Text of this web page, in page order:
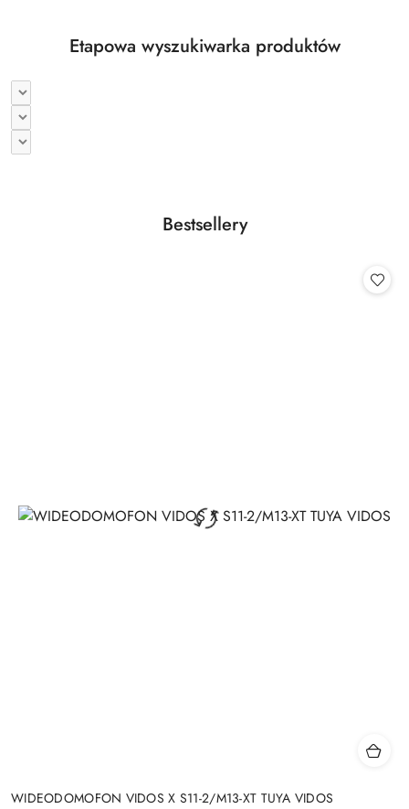
Etapowa wyszukiwarka produktów
Pomiń karuzelę produktów
Produkty
Bestsellery
WIDEODOMOFON VIDOS X S11-2/M13-XT TUYA VIDOS